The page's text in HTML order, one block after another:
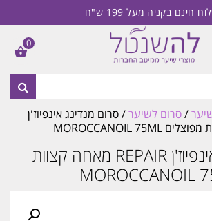
חינם בקניה מעל 199 ש"ח
/סרום לשיער/ סרום מנדינג אינפיוז'ן
סרום מנדינג אינפיוז'ן REPAIR מאחה קצוות
0